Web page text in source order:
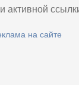
активной
на сайте